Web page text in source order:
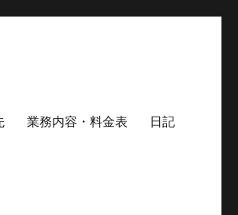
業務内容・料金表 日記